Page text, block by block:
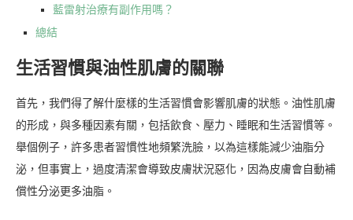
藍雷射治療有副作用嗎？
總結
生活習慣與油性肌膚的關聯
首先，我們得了解什麼樣的生活習慣會影響肌膚的狀態。油性肌膚
的形成，與多種因素有關，包括飲食、壓力、睡眠和生活習慣等。
舉個例子，許多患者習慣性地頻繁洗臉，以為這樣能減少油脂分
泌，但事實上，過度清潔會導致皮膚狀況惡化，因為皮膚會自動補
償性分泌更多油脂。